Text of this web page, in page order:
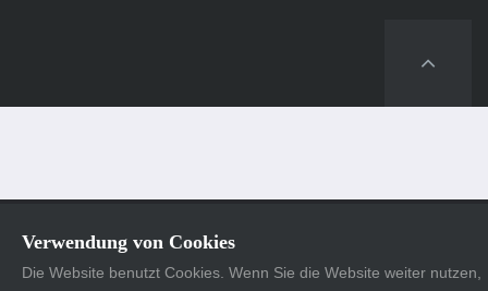
Verwendung von Cookies
Die Website benutzt Cookies. Wenn Sie die Website weiter nutzen,